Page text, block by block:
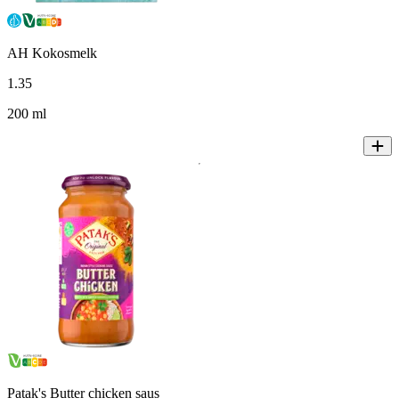
AH Kokosmelk
1 .35
200 ml
Patak's Butter chicken saus